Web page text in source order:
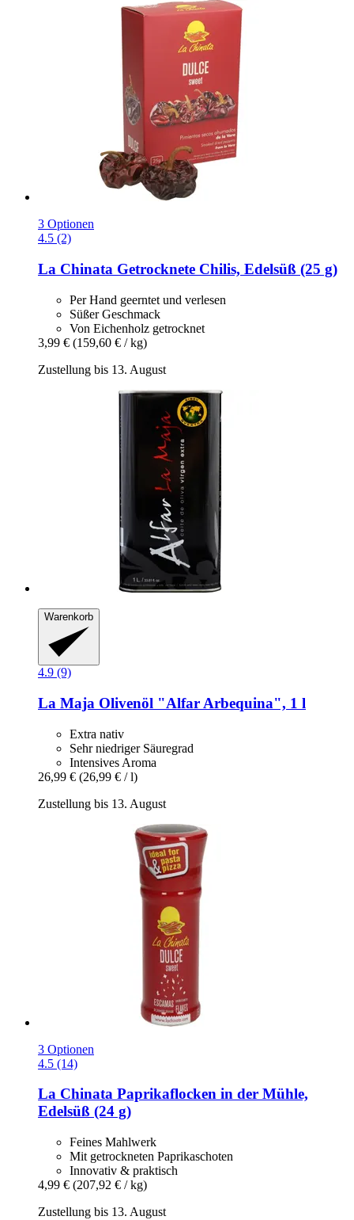
3 Optionen
4.5 (2)
La Chinata Getrocknete Chilis, Edelsüß (25 g)
Per Hand geerntet und verlesen
Süßer Geschmack
Von Eichenholz getrocknet
3,99 € (159,60 € / kg)
Zustellung bis 13. August
Warenkorb
4.9 (9)
La Maja Olivenöl "Alfar Arbequina", 1 l
Extra nativ
Sehr niedriger Säuregrad
Intensives Aroma
26,99 € (26,99 € / l)
Zustellung bis 13. August
3 Optionen
4.5 (14)
La Chinata Paprikaflocken in der Mühle,
Edelsüß (24 g)
Feines Mahlwerk
Mit getrockneten Paprikaschoten
Innovativ & praktisch
4,99 € (207,92 € / kg)
Zustellung bis 13. August